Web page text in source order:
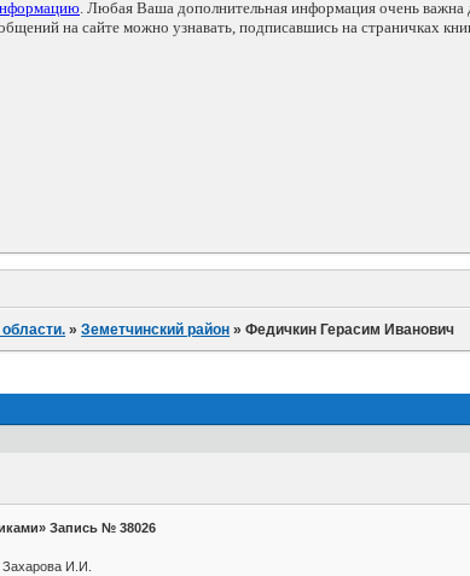
. Любая Ваша дополнительная информация очень важна
на сайте можно узнавать, подписавшись на страничках
»Земетчинский район »Федичкин Герасим Иванович
Запись № 38026
И.И.